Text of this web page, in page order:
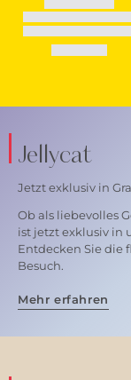
Jellycat
Jetzt exklusiv in
Ob als liebevolles
ist jetzt exklusiv in
Entdecken Sie die
Besuch.
Mehr erfahren